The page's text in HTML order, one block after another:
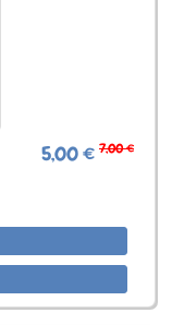
5,00 € 7,00 €